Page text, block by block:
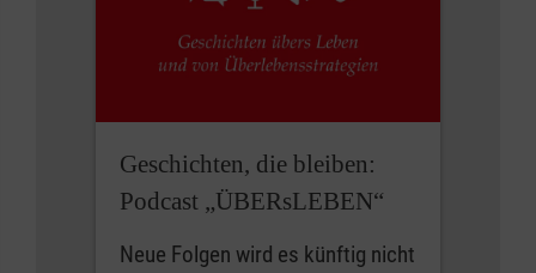
Geschichten, die bleiben:
Podcast „ÜBERsLEBEN“
Neue Folgen wird es künftig nicht